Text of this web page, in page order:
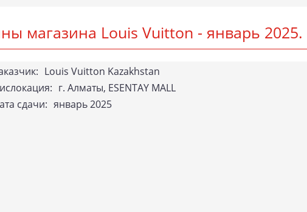
ма­гази­на Lo­uis Vu­it­ton - январь 2025.
Louis Vuitton Kazakhstan
г. Алматы, ESENTAY MALL
сда­чи: январь 2025